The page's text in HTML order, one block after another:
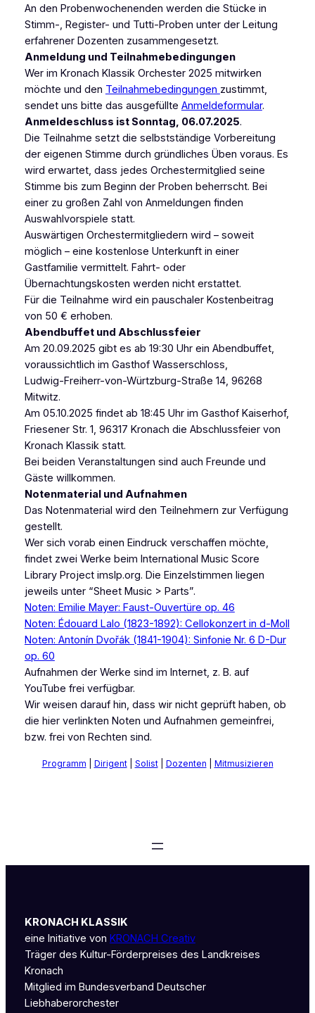
An den Probenwochenenden werden die Stücke in
Stimm-, Register- und Tutti-Proben unter der Leitung
erfahrener Dozenten zusammengesetzt.
Anmeldung und Teilnahmebedingungen
Wer im Kronach Klassik Orchester 2025 mitwirken
möchte und den Teilnahmebedingungen zustimmt,
sendet uns bitte das ausgefüllte Anmeldeformular.
Anmeldeschluss ist Sonntag, 06.07.2025.
Die Teilnahme setzt die selbstständige Vorbereitung
der eigenen Stimme durch gründliches Üben voraus. Es
wird erwartet, dass jedes Orchestermitglied seine
Stimme bis zum Beginn der Proben beherrscht. Bei
einer zu großen Zahl von Anmeldungen finden
Auswahlvorspiele statt.
Auswärtigen Orchestermitgliedern wird – soweit
möglich – eine kostenlose Unterkunft in einer
Gastfamilie vermittelt. Fahrt- oder
Übernachtungskosten werden nicht erstattet.
Für die Teilnahme wird ein pauschaler Kostenbeitrag
von 50 € erhoben.
Abendbuffet und Abschlussfeier
Am 20.09.2025 gibt es ab 19:30 Uhr ein Abendbuffet,
voraussichtlich im Gasthof Wasserschloss,
Ludwig-Freiherr-von-Würtzburg-Straße 14, 96268
Mitwitz.
Am 05.10.2025 findet ab 18:45 Uhr im Gasthof Kaiserhof,
Friesener Str. 1, 96317 Kronach die Abschlussfeier von
Kronach Klassik statt.
Bei beiden Veranstaltungen sind auch Freunde und
Gäste willkommen.
Notenmaterial und Aufnahmen
Das Notenmaterial wird den Teilnehmern zur Verfügung
gestellt.
Wer sich vorab einen Eindruck verschaffen möchte,
findet zwei Werke beim International Music Score
Library Project imslp.org. Die Einzelstimmen liegen
jeweils unter “Sheet Music > Parts”.
Noten: Emilie Mayer: Faust-Ouvertüre op. 46
Noten: Édouard Lalo (1823-1892): Cellokonzert in d-Moll
Noten: Antonín Dvořák (1841-1904): Sinfonie Nr. 6 D-Dur
op. 60
Aufnahmen der Werke sind im Internet, z. B. auf
YouTube frei verfügbar.
Wir weisen darauf hin, dass wir nicht geprüft haben, ob
die hier verlinkten Noten und Aufnahmen gemeinfrei,
bzw. frei von Rechten sind.
Programm Dirigent| Solist| Dozenten Mitmusizieren
KRONACH KLASSIK
eine Initiative von KRONACH Creativ
Träger des Kultur-Förderpreises des Landkreises
Kronach
Mitglied im Bundesverband Deutscher
Liebhaberorchester